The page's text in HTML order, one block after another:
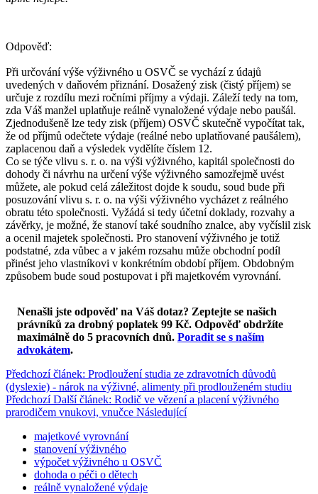
Odpověď:
Při určování výše výživného u OSVČ se vychází z údajů
uvedených v daňovém přiznání. Dosažený zisk (čistý příjem) se
určuje z rozdílu mezi ročními příjmy a výdaji. Záleží tedy na tom,
zda Váš manžel uplatňuje reálně vynaložené výdaje nebo paušál.
Zjednodušeně lze tedy zisk (příjem) OSVČ skutečně vypočítat tak,
že od příjmů odečtete výdaje (reálné nebo uplatňované paušálem),
zaplacenou daň a výsledek vydělíte číslem 12.
Co se týče vlivu s. r. o. na výši výživného, kapitál společnosti do
dohody či návrhu na určení výše výživného samozřejmě uvést
můžete, ale pokud celá záležitost dojde k soudu, soud bude při
posuzování vlivu s. r. o. na výši výživného vycházet z reálného
obratu této společnosti. Vyžádá si tedy účetní doklady, rozvahy a
závěrky, je možné, že stanoví také soudního znalce, aby vyčíslil zisk
a ocenil majetek společnosti. Pro stanovení výživného je totiž
podstatné, zda vůbec a v jakém rozsahu může obchodní podíl
přinést jeho vlastníkovi v konkrétním období příjem. Obdobným
způsobem bude soud postupovat i při majetkovém vyrovnání.
Nenašli jste odpověď na Váš dotaz? Zeptejte se našich
právníků za drobný poplatek 99 Kč. Odpověď obdržíte
maximálně do 5 pracovních dnů. Poradit se s naším
advokátem.
Předchozí článek: Prodloužení studia ze zdravotních důvodů
(dyslexie) - nárok na výživné, alimenty při prodlouženém studiu
Předchozí Další článek: Rodič ve vězení a placení výživného
prarodičem vnukovi, vnučce Následující
majetkové vyrovnání
stanovení výživného
výpočet výživného u OSVČ
dohoda o péči o dětech
reálně vynaložené výdaje